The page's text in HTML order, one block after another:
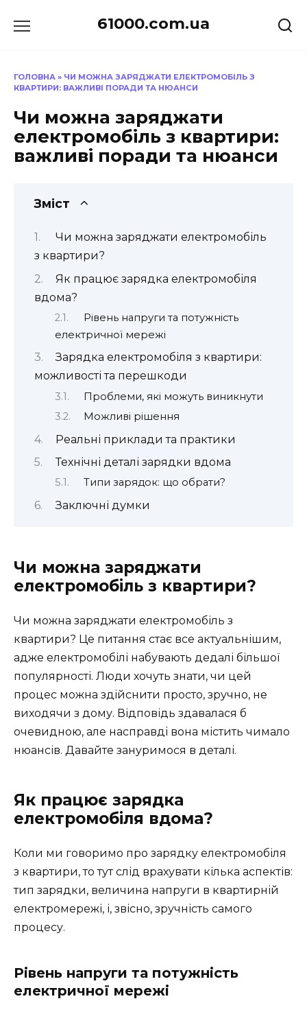
до
61000.com.ua
ГОЛОВНА » ЧИ МОЖНА ЗАРЯДЖАТИ ЕЛЕКТРОМОБІЛЬ З
КВАРТИРИ: ВАЖЛИВІ ПОРАДИ ТА НЮАНСИ
Чи можна заряджати
електромобіль з квартири:
важливі поради та нюанси
Зміст
Чи можна заряджати електромобіль
з квартири?
Як працює зарядка електромобіля
вдома?
Рівень напруги та потужність
електричної мережі
Зарядка електромобіля з квартири:
можливості та перешкоди
Проблеми, які можуть виникнути
Можливі рішення
Реальні приклади та практики
Технічні деталі зарядки вдома
Типи зарядок: що обрати?
Заключні думки
Чи можна заряджати
електромобіль з квартири?
Чи можна заряджати електромобіль з
квартири? Це питання стає все актуальнішим,
адже електромобілі набувають дедалі більшої
популярності. Люди хочуть знати, чи цей
процес можна здійснити просто, зручно, не
виходячи з дому. Відповідь здавалася б
очевидною, але насправді вона містить чимало
нюансів. Давайте зануримося в деталі.
Як працює зарядка
електромобіля вдома?
Коли ми говоримо про зарядку електромобіля
з квартири, то тут слід врахувати кілька аспектів:
тип зарядки, величина напруги в квартирній
електромережі, і, звісно, зручність самого
процесу.
Рівень напруги та потужність
електричної мережі